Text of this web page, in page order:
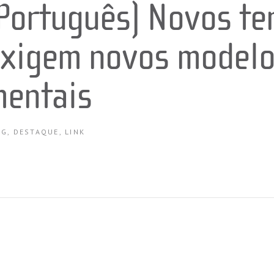
Novos
novos
, DESTAQUE , LINK